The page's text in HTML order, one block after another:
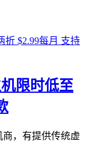
限时低至
商，有提供传统虚